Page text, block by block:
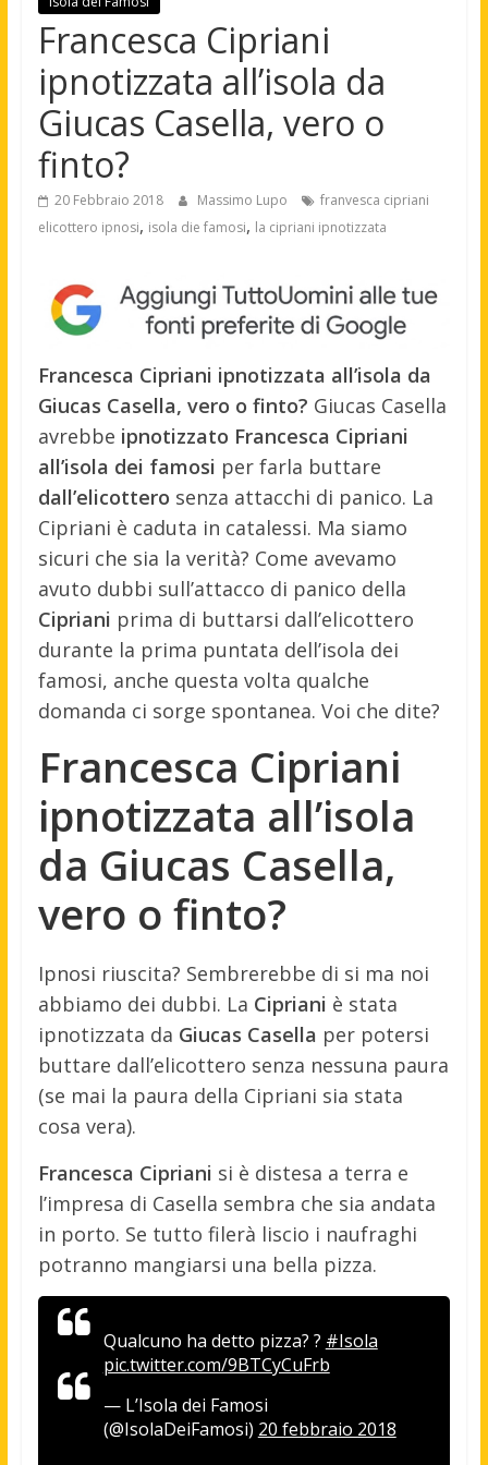
Francesca Cipriani
ipnotizzata all’isola da
Giucas Casella, vero o
finto?
20 Febbraio 2018 Massimo Lupo
franvesca cipriani
elicottero ipnosi, isola die famosi, la cipriani ipnotizzata
Francesca Cipriani ipnotizzata all’isola da
Giucas Casella, vero o finto? Giucas Casella
avrebbe ipnotizzato Francesca Cipriani
all’isola dei famosi per farla buttare
dall’elicottero senza attacchi di panico. La
Cipriani è caduta in catalessi. Ma siamo
sicuri che sia la verità? Come avevamo
avuto dubbi sull’attacco di panico della
Cipriani prima di buttarsi dall’elicottero
durante la prima puntata dell’isola dei
famosi, anche questa volta qualche
domanda ci sorge spontanea. Voi che dite?
Francesca Cipriani
ipnotizzata all’isola
da Giucas Casella,
vero o finto?
Ipnosi riuscita? Sembrerebbe di si ma noi
abbiamo dei dubbi. La Cipriani è stata
ipnotizzata da Giucas Casella per potersi
buttare dall’elicottero senza nessuna paura
(se mai la paura della Cipriani sia stata
cosa vera).
Francesca Cipriani si è distesa a terra e
l’impresa di Casella sembra che sia andata
in porto. Se tutto filerà liscio i naufraghi
potranno mangiarsi una bella pizza.
Qualcuno ha detto pizza? ? #Isola
pic.twitter.com/9BTCyCuFrb
— L’Isola dei Famosi
(@IsolaDeiFamosi) 20 febbraio 2018